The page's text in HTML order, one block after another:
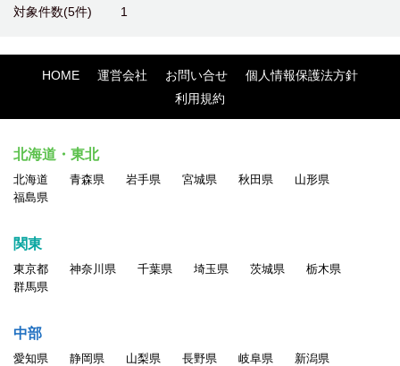
対象件数(5件) 1
HOME 運営会社 お問い合せ
個人情報保護法方針
利用規約
北海道・東北
北海道 青森県 岩手県 宮城県 秋田県
山形県
福島県
関東
東京都 神奈川県 千葉県 埼玉県 茨城県
栃木県
群馬県
中部
愛知県 静岡県 山梨県 長野県 岐阜県
新潟県